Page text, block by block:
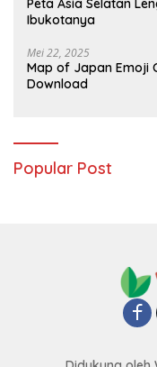
Peta Asia Selatan
Ibukotanya
Mei 22, 2025
Map of Japan Emoji
Download
Popular Post